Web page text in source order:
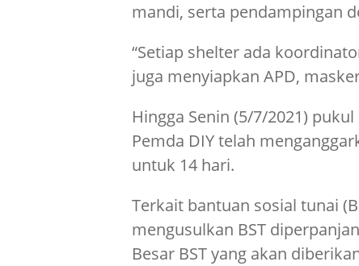
mandi, serta pendampingan
“Setiap shelter ada
juga menyiapkan APD,
Hingga Senin (5/7/2021)
Pemda DIY telah
untuk 14 hari.
Terkait bantuan sosial tunai
mengusulkan BST
Besar BST yang akan